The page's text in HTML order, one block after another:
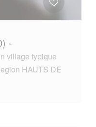
-
village typique
HAUTS DE